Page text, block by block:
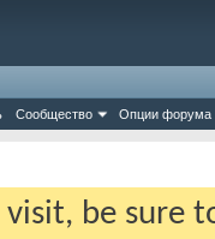
Сообщество Опции форума
be sure